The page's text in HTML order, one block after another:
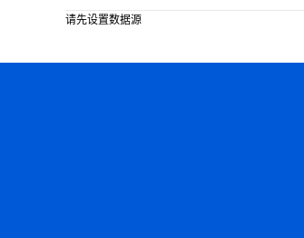
请先设置数据源